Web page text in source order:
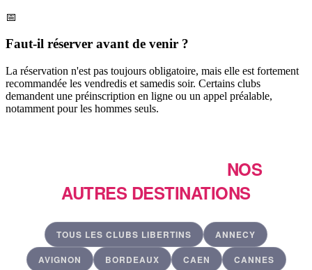
📅
Faut-il réserver avant de venir ?
La réservation n'est pas toujours obligatoire, mais elle est fortement
recommandée les vendredis et samedis soir. Certains clubs
demandent une préinscription en ligne ou un appel préalable,
notamment pour les hommes seuls.
NOS
AUTRES DESTINATIONS
TOUS LES CLUBS LIBERTINS
ANNECY
AVIGNON
BORDEAUX CAEN
CANNES